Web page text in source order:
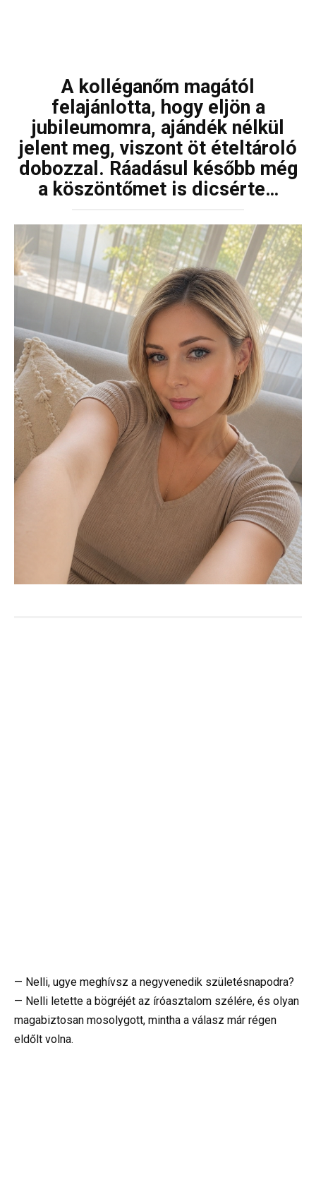
A kolléganőm magától
felajánlotta, hogy eljön a
jubileumomra, ajándék nélkül
jelent meg, viszont öt ételtároló
dobozzal. Ráadásul később még
a köszöntőmet is dicsérte…
— Nelli, ugye meghívsz a negyvenedik születésnapodra?
— Nelli letette a bögréjét az íróasztalom szélére, és olyan
magabiztosan mosolygott, mintha a válasz már régen
eldőlt volna.